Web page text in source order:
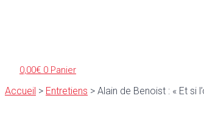
0,00€ 0 Panier
Accueil > Entretiens > Alain de Benoist : « Et si